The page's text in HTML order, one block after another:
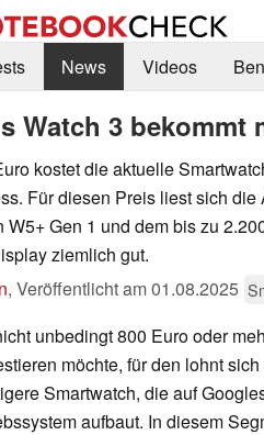
News Videos
Watch 3 bekommt
kostet die aktuelle
Für diesen Preis liest sich
W5+ Gen 1 und dem bis zu
ziemlich gut.
, Veröffentlicht am01.08.2025
unbedingt 800 Euro oder
möchte, für den lohnt
Smartwatch, die auf
aufbaut. In diesem